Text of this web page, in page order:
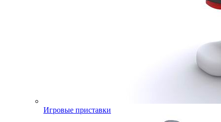
Игровые приставки